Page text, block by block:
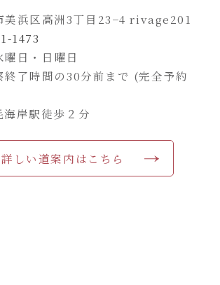
美浜区高洲3丁目23−4 rivage201
1473
日・日曜日
了時間の30分前まで (完全予約
岸駅徒歩２分
詳しい道案内はこちら